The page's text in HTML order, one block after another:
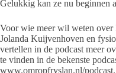
Gelukkig kan ze nu beginnen
Voor wie meer wil weten
Jolanda Kuijvenhoven en
vertellen in de podcast meer
te vinden in de bekenste
www.omropfryslan.nl/